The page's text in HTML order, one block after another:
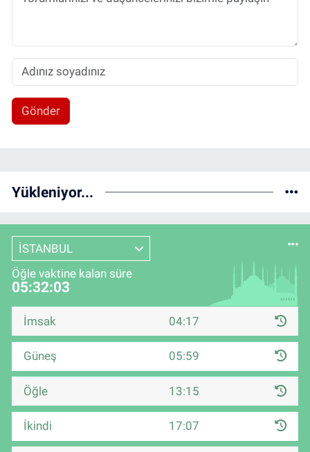
Gönder
Yükleniyor...
İSTANBUL
Öğle vaktine kalan süre
05:32:02
İmsak 04:17
Güneş 05:59
Öğle 13:15
İkindi 17:07